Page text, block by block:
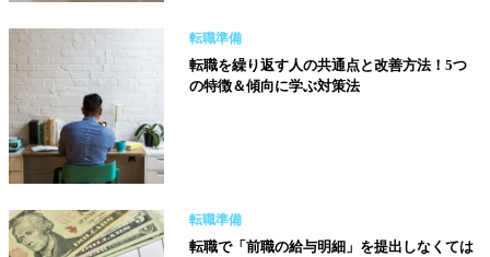
転職準備
転職を繰り返す人の共通点と改善方法！5つ
の特徴＆傾向に学ぶ対策法
転職準備
転職で「前職の給与明細」を提出しなくては